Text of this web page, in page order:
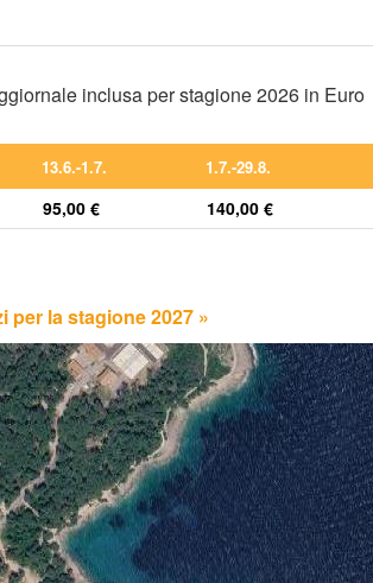
inclusa per stagione 2026 in Euro
13.6.-1.7. 1.7.-29.8.
95,00 € 140,00 €
per la stagione 2027 »